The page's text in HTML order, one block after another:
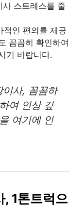
스트레스를 줄
적인 편의를 제공
꼼꼼히 확인하여
기 바랍니다.
이사, 꼼꼼하
여 인상 깊
여기에 인
, 1톤트럭으